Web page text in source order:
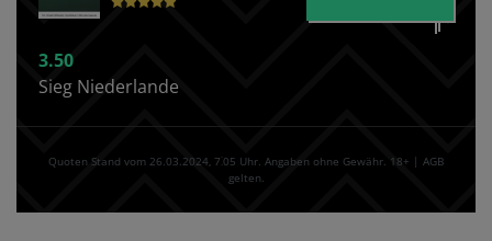
3.50
Sieg Niederlande
Quoten Stand vom 26.03.2024‚ 7⁚05 Uhr. Angaben ohne Gewähr. 18+ | AGB
gelten.